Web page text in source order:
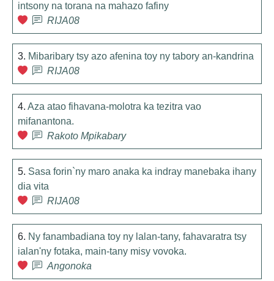
intsony na torana na mahazo fafiny
RIJA08
3. Mibaribary tsy azo afenina toy ny tabory an-kandrina
RIJA08
4. Aza atao fihavana-molotra ka tezitra vao
mifanantona.
Rakoto Mpikabary
5. Sasa forin`ny maro anaka ka indray manebaka ihany
dia vita
RIJA08
6. Ny fanambadiana toy ny lalan-tany, fahavaratra tsy
ialan'ny fotaka, main-tany misy vovoka.
Angonoka